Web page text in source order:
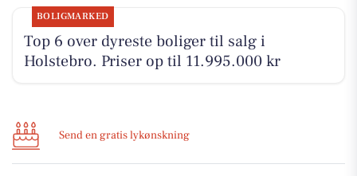
BOLIGMARKED
Top 6 over dyreste boliger til salg i
Holstebro. Priser op til 11.995.000 kr
Send en gratis lykønskning